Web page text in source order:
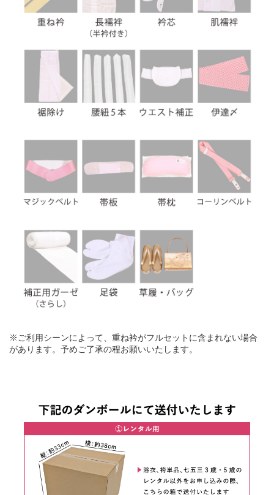
※ご利用シーンによって、重ね衿がフルセットに含まれない場合
があります。予めご了承の程お願いいたします。